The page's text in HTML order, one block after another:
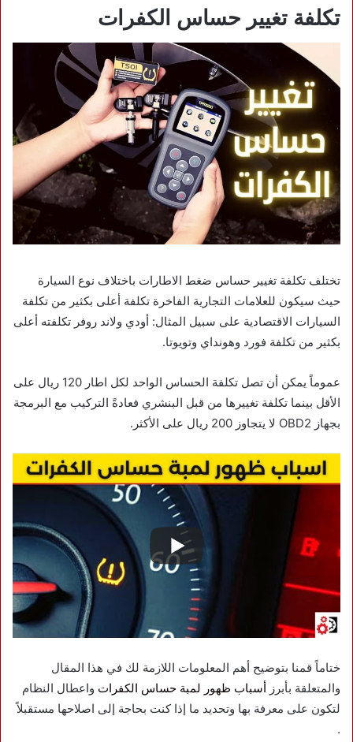
تكلفة تغيير حساس الكفرات
تختلف تكلفة تغيير حساس ضغط الاطارات باختلاف نوع السيارة
حيث سيكون للعلامات التجارية الفاخرة تكلفة أعلى بكثير من تكلفة
السيارات الاقتصادية على سبيل المثال: أودي ولاند روفر تكلفته أعلى
بكثير من تكلفة فورد وهونداي وتويوتا.
عموماً يمكن أن تصل تكلفة الحساس الواحد لكل اطار 120 ريال على
الأقل بينما تكلفة تغييرها من قبل البنشري فعادةً التركيب مع البرمجة
بجهاز OBD2 لا يتجاوز 200 ريال على الأكثر.
ختاماً قمنا بتوضيح أهم المعلومات اللازمة لك في هذا المقال
والمتعلقة بأبرز أسباب ظهور لمبة حساس الكفرات واعطال النظام
لتكون على معرفة بها وتحديد ما إذا كنت بحاجة إلى اصلاحها مستقبلاً
.